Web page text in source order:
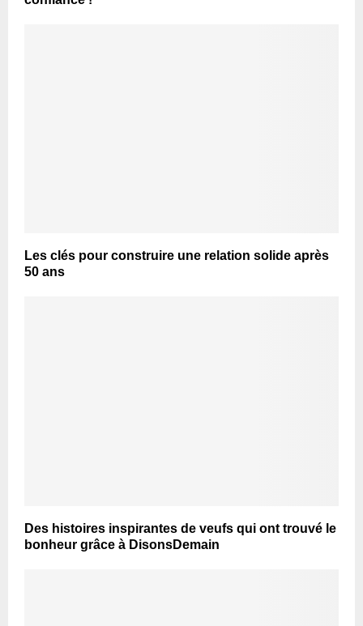
Les clés pour construire une relation solide après
50 ans
Des histoires inspirantes de veufs qui ont trouvé le
bonheur grâce à DisonsDemain